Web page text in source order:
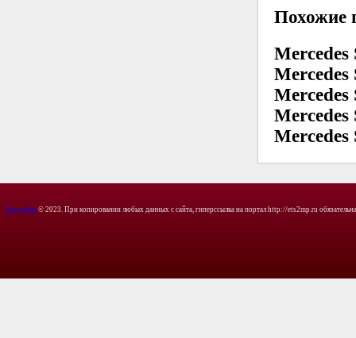
Похожие
Mercedes
Mercedes
Mercedes
Mercedes
Mercedes
Copyright © 2023. При копировании любых данных с сайта, гиперссылка на портал http://ets2mp.ru